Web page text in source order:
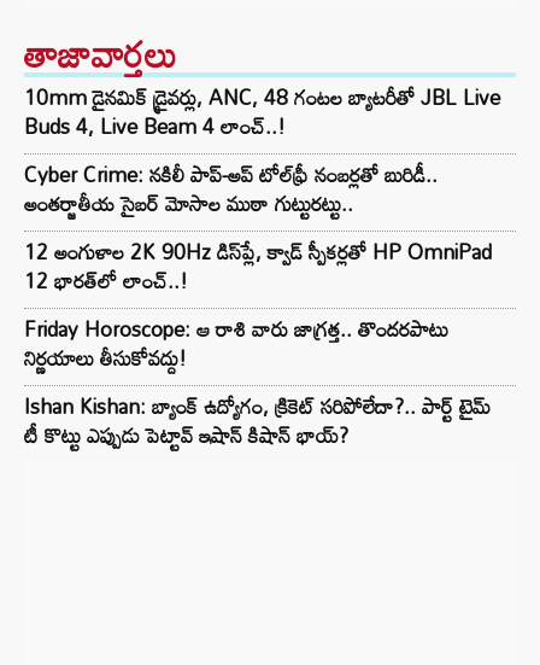
తాజావార్తలు
10mm డైనమిక్ డ్రైవర్లు, ANC, 48 గంటల బ్యాటరీతో JBL Live
Buds 4, Live Beam 4 లాంచ్..!
Cyber Crime: నకిలీ పాప్-అప్ టోల్‌ఫ్రీ నంబర్లతో బురిడీ..
అంతర్జాతీయ సైబర్ మోసాల ముఠా గుట్టురట్టు..
12 అంగుళాల 2K 90Hz డిస్‌ప్లే, క్వాడ్ స్పీకర్లతో HP OmniPad
12 భారత్‌లో లాంచ్..!
Friday Horoscope: ఆ రాశి వారు జాగ్రత్త.. తొందరపాటు
నిర్ణయాలు తీసుకోవద్దు!
Ishan Kishan: బ్యాంక్ ఉద్యోగం, క్రికెట్ సరిపోలేదా?.. పార్ట్ టైమ్
టీ కొట్టు ఎప్పుడు పెట్టావ్ ఇషాన్ కిషాన్ భాయ్‌?